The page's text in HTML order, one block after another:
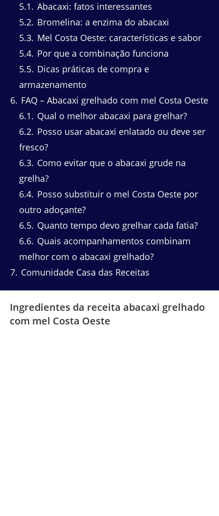
5.1
Abacaxi: fatos interessantes
5.2 Bromelina: a enzima do abacaxi
5.3 Mel Costa Oeste: características e sabor
5.4 Por que a combinação funciona
5.5 Dicas práticas de compra e
armazenamento
6 FAQ – Abacaxi grelhado com mel Costa Oeste
6.1
Qual o melhor abacaxi para grelhar?
6.2 Posso usar abacaxi enlatado ou deve ser
fresco?
6.3 Como evitar que o abacaxi grude na
grelha?
6.4 Posso substituir o mel Costa Oeste por
outro adoçante?
6.5 Quanto tempo devo grelhar cada fatia?
6.6 Quais acompanhamentos combinam
melhor com o abacaxi grelhado?
7 Comunidade Casa das Receitas
Ingredientes da receita abacaxi grelhado
com mel Costa Oeste